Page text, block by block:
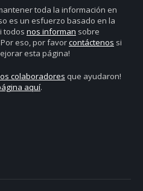
toda la información en
es un esfuerzo basado en la
todos nos informan sobre
eso, por favorcontáctenos si
esta página!
colaboradores que ayudaron!
aquí.